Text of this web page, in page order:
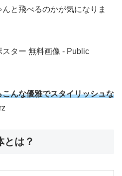
と飛べるのかが気になりま
こんな優雅でスタイリッシュな
とは？